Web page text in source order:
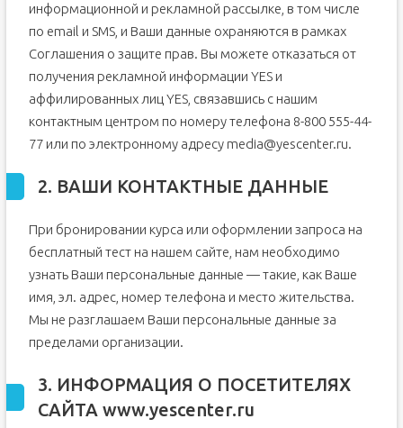
информационной и рекламной рассылке, в том числе
по email и SMS, и Ваши данные охраняются в рамках
Соглашения о защите прав. Вы можете отказаться от
получения рекламной информации YES и
аффилированных лиц YES, связавшись с нашим
контактным центром по номеру телефона 8-800 555-44-
77 или по электронному адресу media@yescenter.ru.
2. ВАШИ КОНТАКТНЫЕ ДАННЫЕ
При бронировании курса или оформлении запроса на
бесплатный тест на нашем сайте, нам необходимо
узнать Ваши персональные данные — такие, как Ваше
имя, эл. адрес, номер телефона и место жительства.
Мы не разглашаем Ваши персональные данные за
пределами организации.
3. ИНФОРМАЦИЯ О ПОСЕТИТЕЛЯХ
САЙТА www.yescenter.ru